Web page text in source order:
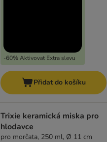
-60% Aktivovat Extra slevu
Přidat do košíku
Trixie keramická miska pro
hlodavce
pro morčata, 250 ml, Ø 11 cm